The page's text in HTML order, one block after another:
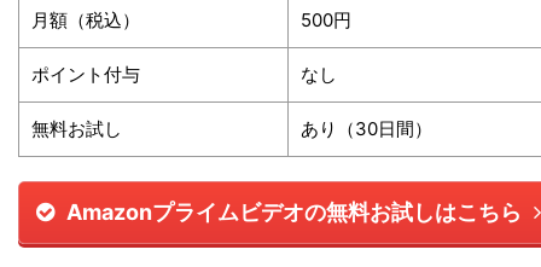
月額（税込） 500円
ポイント付与 なし
無料お試し あり（30日間）
Amazonプライムビデオの無料お試しはこちら